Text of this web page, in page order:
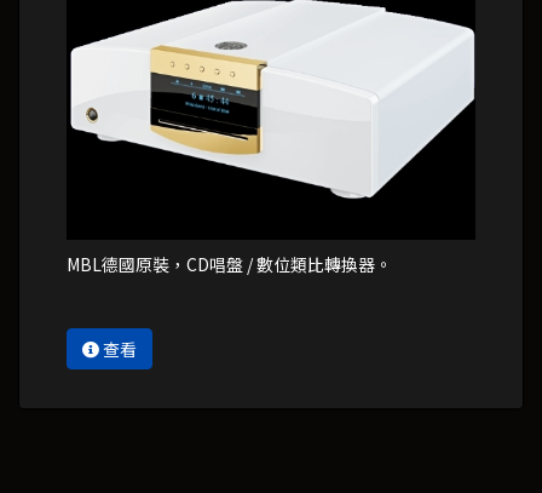
MBL德國原裝，CD唱盤 / 數位類比轉換器。
查看